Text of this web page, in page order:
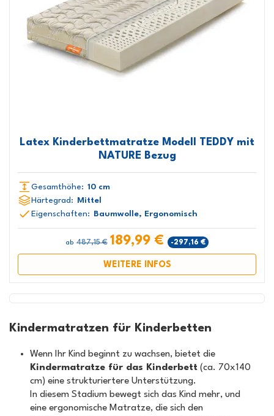
Latex Kinderbettmatratze Modell TEDDY mit
NATURE Bezug
Gesamthöhe: 10 cm
Härtegrad: Mittel
Eigenschaften: Baumwolle, Ergonomisch
ab 487,15 € 189,99 € -297,16 €
WEITERE INFOS
Kindermatratzen für Kinderbetten
Wenn Ihr Kind beginnt zu wachsen, bietet die
Kindermatratze für das Kinderbett (ca. 70x140
cm) eine strukturiertere Unterstützung.
In diesem Stadium bewegt sich das Kind mehr, und
eine ergonomische Matratze, die sich den